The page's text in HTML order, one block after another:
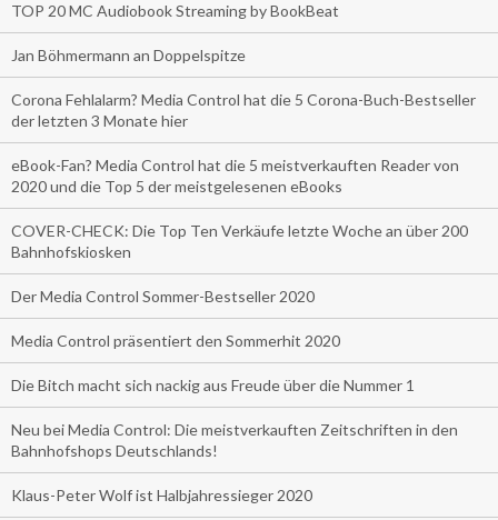
TOP 20 MC Audiobook Streaming by BookBeat
Jan Böhmermann an Doppelspitze
Corona Fehlalarm? Media Control hat die 5 Corona-Buch-Bestseller
der letzten 3 Monate hier
eBook-Fan? Media Control hat die 5 meistverkauften Reader von
2020 und die Top 5 der meistgelesenen eBooks
COVER-CHECK: Die Top Ten Verkäufe letzte Woche an über 200
Bahnhofskiosken
Der Media Control Sommer-Bestseller 2020
Media Control präsentiert den Sommerhit 2020
Die Bitch macht sich nackig aus Freude über die Nummer 1
Neu bei Media Control: Die meistverkauften Zeitschriften in den
Bahnhofshops Deutschlands!
Klaus-Peter Wolf ist Halbjahressieger 2020